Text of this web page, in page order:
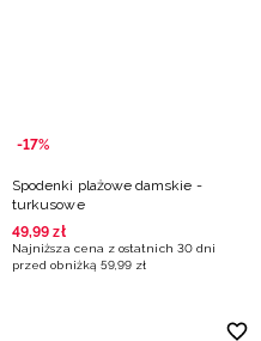
-17%
Spodenki plażowe damskie -
turkusowe
49,99 zł
Najniższa cena z ostatnich 30 dni
przed obniżką 59,99 zł